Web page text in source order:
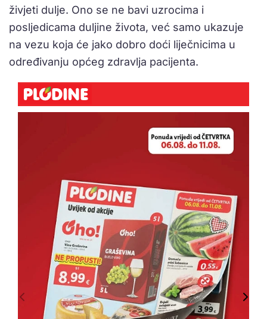
živjeti dulje. Ono se ne bavi uzrocima i
posljedicama duljine života, već samo ukazuje
na vezu koja će jako dobro doći liječnicima u
određivanju općeg zdravlja pacijenta.